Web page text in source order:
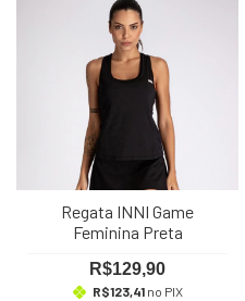
Regata INNI Game
Feminina Preta
R$129,90
R$123,41no PIX